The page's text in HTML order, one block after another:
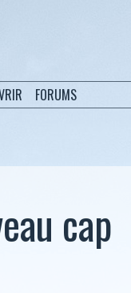
FORUMS
cap